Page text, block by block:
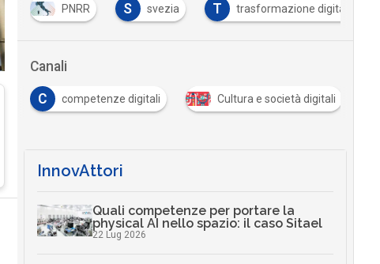
PNRR S svezia T trasformazione digitale
Canali
C competenze digitali Cultura e società digitali
InnovAttori
Quali competenze per portare la
physical AI nello spazio: il caso Sitael
22 Lug 2026